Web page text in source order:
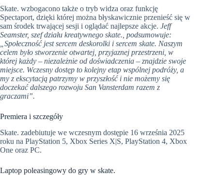
Skate. wzbogacono także o tryb widza oraz funkcję
Spectaport, dzięki której można błyskawicznie przenieść się w
sam środek trwającej sesji i oglądać najlepsze akcje. Jeff
Seamster, szef działu kreatywnego skate., podsumowuje:
„Społeczność jest sercem deskorolki i sercem skate. Naszym
celem było stworzenie otwartej, przyjaznej przestrzeni, w
której każdy – niezależnie od doświadczenia – znajdzie swoje
miejsce. Wczesny dostęp to kolejny etap wspólnej podróży, a
my z ekscytacją patrzymy w przyszłość i nie możemy się
doczekać dalszego rozwoju San Vansterdam razem z
graczami”.
Premiera i szczegóły
Skate. zadebiutuje we wczesnym dostępie 16 września 2025
roku na PlayStation 5, Xbox Series X|S, PlayStation 4, Xbox
One oraz PC.
Laptop poleasingowy do gry w skate.